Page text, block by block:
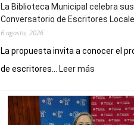
La Biblioteca Municipal celebra
Conversatorio de Escritores
6 agosto, 2026
La propuesta invita a conocer el
de escritores...
Leer más
Municipal
celebra